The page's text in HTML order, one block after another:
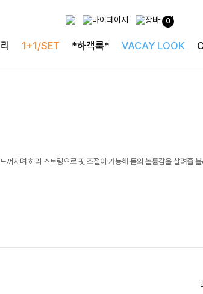
0
1+1/SET *하객룩* VACAY LOOK
껴지며 허리 스트링으로 핏 조절이 가능해 몸의 볼륨감을 살려줄